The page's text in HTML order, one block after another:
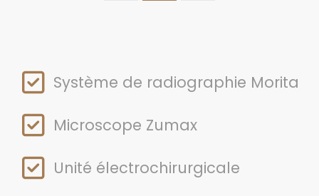
Système de radiographie Morita
Microscope Zumax
Unité électrochirurgicale